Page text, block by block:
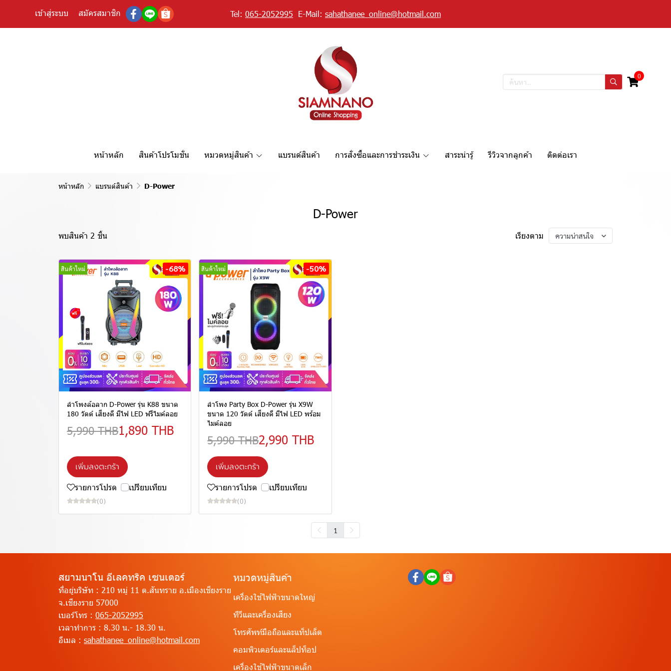
เข้าสู่ระบบ สมัครสมาชิก Tel: 065-2052995 E-Mail: sahathanee_online@hotmail.com
0
หน้าหลัก สินค้าโปรโมชั่น หมวดหมู่สินค้า แบรนด์สินค้า การสั่งซื้อและการชำระเงิน สาระน่ารู้ รีวิวจากลูกค้า ติดต่อเรา
หน้าหลัก แบรนด์สินค้า D-Power
D-Power
พบสินค้า 2 ชิ้น เรียงตาม ความน่าสนใจ
สินค้าใหม่ -68%
ลำโพงล้อลาก D-Power รุ่น K88 ขนาด
180 วัตต์ เสียงดี มีไฟ LED ฟรีไมค์ลอย
5,990 THB1,890 THB
เพิ่มลงตะกร้า
รายการโปรด เปรียบเทียบ
(0)
สินค้าใหม่ -50%
ลำโพง Party Box D-Power รุ่น X9W
ขนาด 120 วัตต์ เสียงดี มีไฟ LED พร้อม
ไมค์ลอย
5,990 THB2,990 THB
เพิ่มลงตะกร้า
รายการโปรด เปรียบเทียบ
(0)
1
สยามนาโน อีเลคทริค เซนเตอร์
ที่อยู่บริษัท : 210 หมู่ 11 ต.สันทราย อ.เมืองเชียงราย
จ.เชียงราย 57000
เบอร์โทร : 065-2052995
เวลาทำการ : 8.30 น.- 18.30 น.
อีเมล : sahathanee_online@hotmail.com
หมวดหมู่สินค้า
เครื่องใช้ไฟฟ้าขนาดใหญ่
ทีวีและเครื่องเสียง
โทรศัพท์มือถือและแท็ปเล็ต
คอมพิวเตอร์และแล็ปท็อป
เครื่องใช้ไฟฟ้าขนาดเล็ก